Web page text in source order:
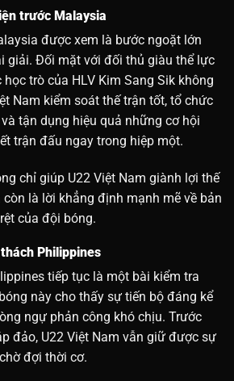
trước Malaysia
được xem là bước ngoặt lớn
giải. Đối mặt với đối thủ giàu thể lực
trò của HLV Kim Sang Sik không
Nam kiểm soát thế trận tốt, tổ chức
tận dụng hiệu quả những cơ hội
trận đấu ngay trong hiệp một.
chỉ giúp U22 Việt Nam giành lợi thế
là lời khẳng định mạnh mẽ về bản
của đội bóng.
Philippines
tiếp tục là một bài kiểm tra
này cho thấy sự tiến bộ đáng kể
ngự phản công khó chịu. Trước
đảo, U22 Việt Nam vẫn giữ được sự
đợi thời cơ.